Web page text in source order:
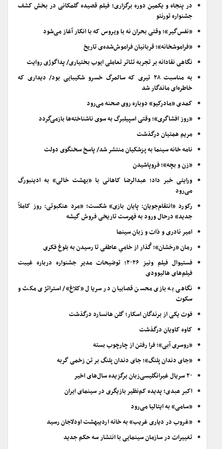
در پنجاه و یکمین دوره برگزاری؛ فیلم قصیده گلمکانی در بخش کشف
جشنواره تورنتو
«نفس‌گیر»؛ وقتی بحران نه با ویروس که با انکار آغاز می‌شود
«فراموشخانه»؛ قربانیان فراموش‌شده‌ی تاریخ
نگاهی نقادانه بر تجربه تئاتر تعاملی ایوب بختیاری/ پداگوژی روایت
به مناسبت ۲۸ تیری که سالمرگ خسرو شکیبایی بود/ دیداری که
خاطره‌ای ماندگار شد
کمدی «مادرکیو» دوباره روی صحنه می‌رود
«روز افشاگری»؛ وقتی اسپیلبرگ به سوی ناشناخته‌ها بازمی‌گردد
مریم همتیان درگذشت
نامه خانه سینما به پزشکیان منتشر شد/ پاسخ سخنگوی دولت
«زن و بچه»؛ فروپاشیدن
ورایتی خبر داد؛ عبدالرضا کاهانی با «بهشت خالی» به ادینبورگ
می‌رود
رکورد «انتقام‌جویان: پایان بازی» شکست؛ «مرد عنکبوتی: روز کاملاً
جدید» درحال ورود به فهرست تاریخی فروش گیشه
امیر نادری و ذات و زبان سینما
رمان «رخشان»؛ گُذار از خامیِ عاطفی تا رسیدن به بلوغ فکری
فستیوال فیلم ونیز ۲۰۲۶؛ توضیحات مدیر جشنواره درباره غیبت
فیلم‌های هالیوودی
نگاهی به بازی محسن قصابیان در سریال «کلاغ»/ استراتژی مکث و
سکوت
فوت یکی از برندگان اسکار؛ گلن هانسارد درگذشت
کاوه کاویان درگذشت
«روسری آبی»؛ فرا رفتن از چارچوب بسته
«جای دندان پلنگ»؛ جای دندان پلنگ بر تن زخمی گربه
۲۰ سریال غیرانگلیسی‌زبان برگزیده سال‌های اخیر
اکبر عبدی؛ پدیده کم‌نظیر بازیگری در سینمای ایران
«سامی» به ایتالیا می‌رود
«غروب در دیاری غریب» به خانه اردیبهشت اودلاجان رسید
تغییرات در سازمان سینمایی با انتشار سه حکم جدید